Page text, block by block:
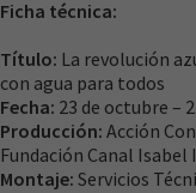
Ficha técnica:
Título: La revolución
con agua para todos
Fecha: 23 de octubre –
Producción: Acción
Fundación Canal Isabel
Montaje: Servicios